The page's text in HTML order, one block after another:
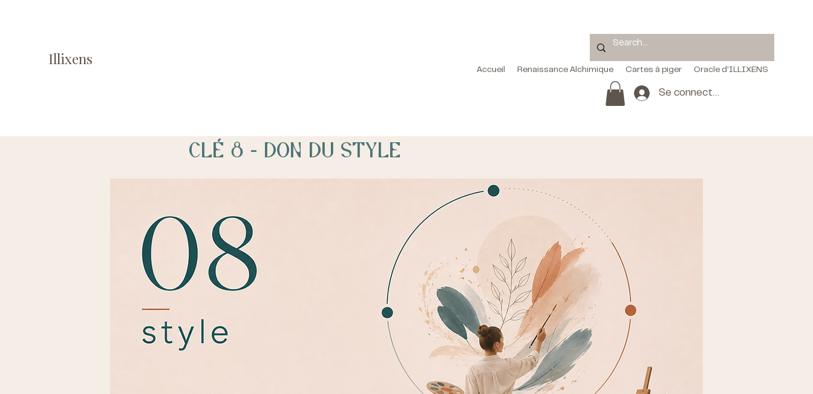
Illixens
Accueil Renaissance Alchimique Cartes à piger Oracle d'ILLIXENS
Se connecter
Clé 8 - Don du style